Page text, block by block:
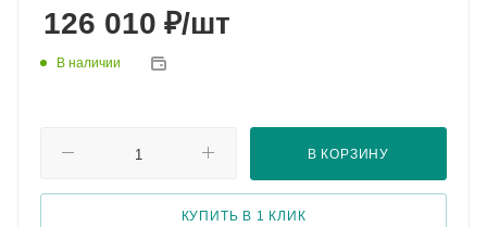
126 010 ₽/шт
В наличии
В КОРЗИНУ
КУПИТЬ В 1 КЛИК